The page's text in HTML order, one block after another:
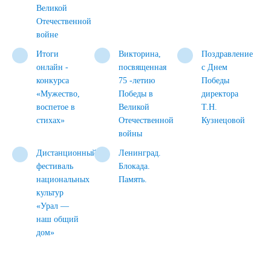
Великой
Отечественной
войне
Итоги
онлайн -
конкурса
«Мужество,
воспетое в
стихах»
Викторина,
посвященная
75 -летию
Победы в
Великой
Отечественной
войны
Поздравление
с Днем
Победы
директора
Т.Н.
Кузнецовой
Дистанционный
фестиваль
национальных
культур
«Урал —
наш общий
дом»
Ленинград.
Блокада.
Память.